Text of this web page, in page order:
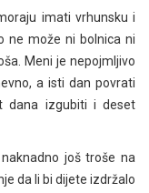
imati vrhunsku i
ne može ni bolnica ni
Meni je nepojmljivo
a isti dan povrati
dana izgubiti i deset
još troše na
da li bi dijete izdržalo